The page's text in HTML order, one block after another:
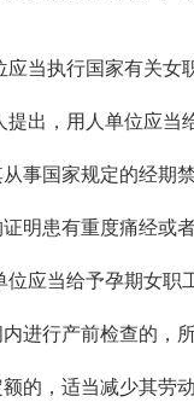
当执行国家有关女
出，用人单位应当
事国家规定的经期
明患有重度痛经或
应当给予孕期女职
进行产前检查的，
的，适当减少其劳动